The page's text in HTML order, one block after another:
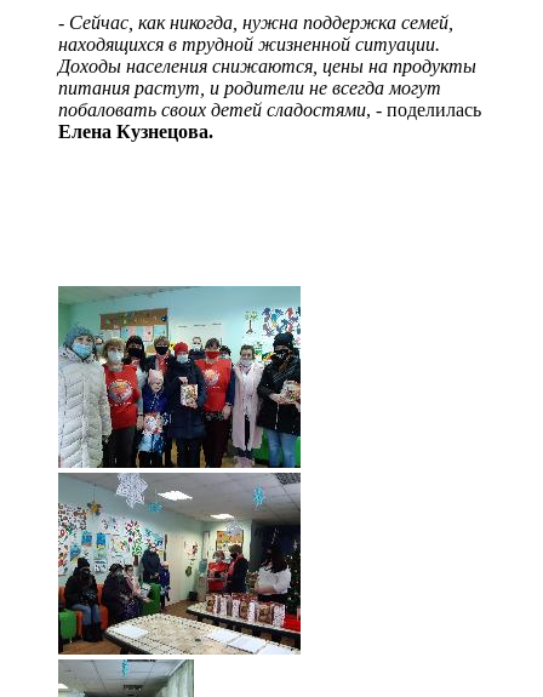
- Сейчас, как никогда, нужна поддержка семей,
находящихся в трудной жизненной ситуации.
Доходы населения снижаются, цены на продукты
питания растут, и родители не всегда могут
побаловать своих детей сладостями, - поделилась
Елена Кузнецова.